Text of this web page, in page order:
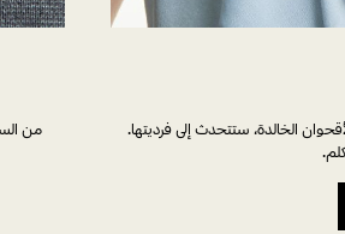
الخالدة، ستتحدث إلى فرديتها.
من